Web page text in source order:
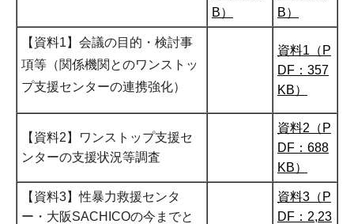
B）
B）
【資料1】会議の目的・検討事
項等（関係機関とのワンストッ
プ支援センターの連携強化）
資料1（P
DF：357
KB）
【資料2】ワンストップ支援セ
ンターの支援状況等調査
資料2（P
DF：688
KB）
【資料3】性暴力救援センタ
ー・大阪SACHICOの今までと
資料3（P
DF：2,23